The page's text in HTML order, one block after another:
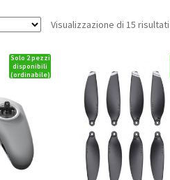
Visualizzazione di 15 risultati
Solo 2 pezzi
disponibili
(ordinabile)